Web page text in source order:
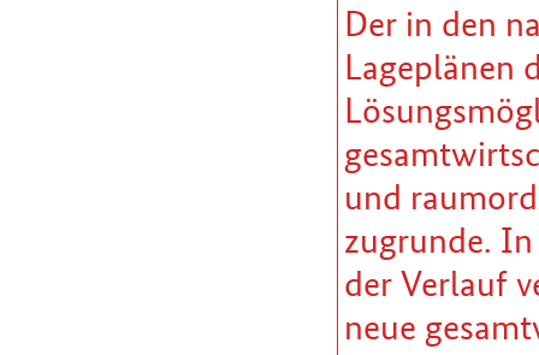
Der in den
Lageplänen
und
zugrunde.
der Verlauf
neue